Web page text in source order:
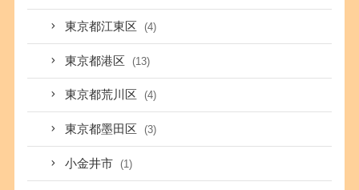
東京都江東区 (4)
東京都港区 (13)
東京都荒川区 (4)
東京都墨田区 (3)
小金井市 (1)